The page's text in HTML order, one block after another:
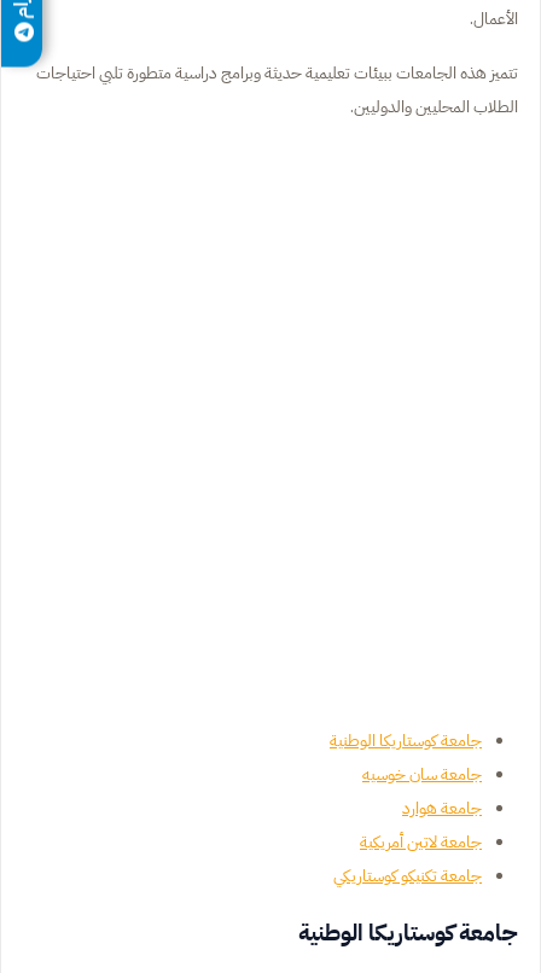
الأعمال.
تتميز هذه الجامعات ببيئات تعليمية حديثة وبرامج دراسية متطورة تلبي احتياجات
الطلاب المحليين والدوليين.
جامعة كوستاريكا الوطنية
جامعة سان خوسيه
جامعة هوارد
جامعة لاتين أمريكية
جامعة تكنيكو كوستاريكي
جامعة كوستاريكا الوطنية